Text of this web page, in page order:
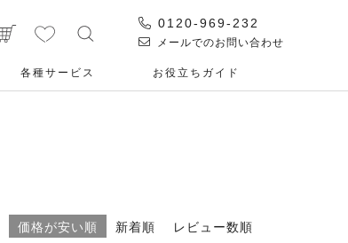
0120-969-232
メールでのお問い合わせ
各種サービス お役⽴ちガイド
価格が安い順 新着順 レビュー数順